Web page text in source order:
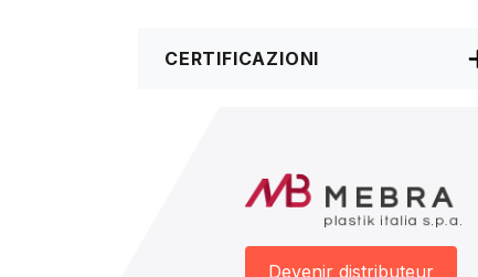
CERTIFICAZIONI
Devenir distributeur